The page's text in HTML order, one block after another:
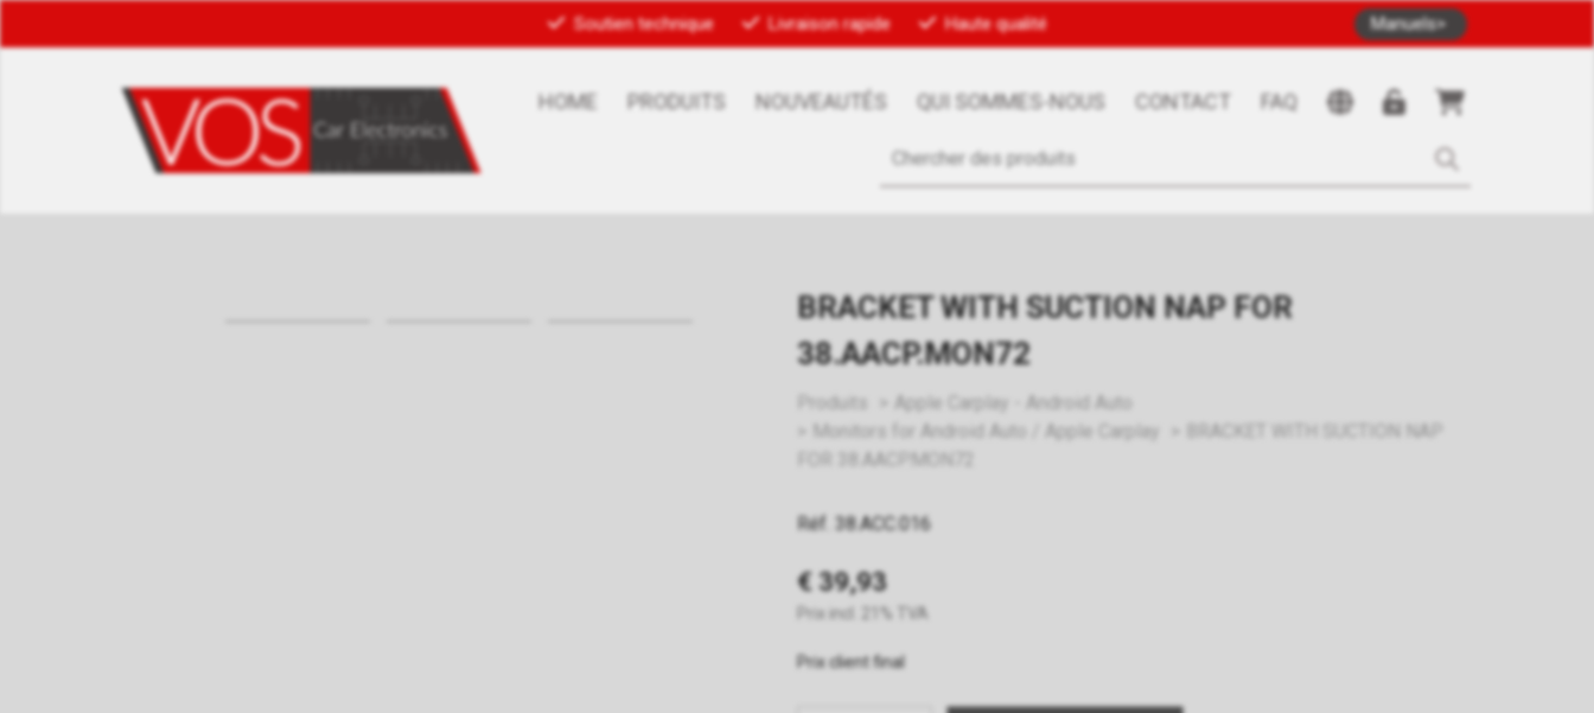
Soutien technique Livraison rapide Haute qualité Manuels
HOME PRODUITS NOUVEAUTÉS QUI SOMMES-NOUS CONTACT FAQ
BRACKET WITH SUCTION NAP FOR
38.AACP.MON72
Produits
Apple Carplay - Android Auto
Monitors for Android Auto / Apple Carplay
BRACKET WITH SUCTION NAP
FOR 38.AACP.MON72
Réf. 38.ACC.016
€ 39,93
Prix incl. 21% TVA
Prix client final